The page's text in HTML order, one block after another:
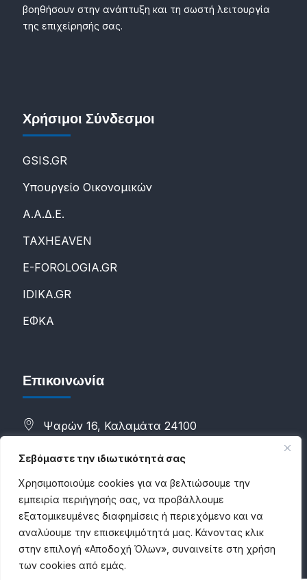
Σεβόμαστε την ιδιωτικότητά σας
Χρησιμοποιούμε cookies για να βελτιώσουμε την
εμπειρία περιήγησής σας, να προβάλλουμε
εξατομικευμένες διαφημίσεις ή περιεχόμενο και να
αναλύουμε την επισκεψιμότητά μας. Κάνοντας κλικ
στην επιλογή «Αποδοχή Όλων», συναινείτε στη χρήση
των cookies από εμάς.
βοηθήσουν στην ανάπτυξη και τη σωστή λειτουργία
της επιχείρησής σας.
Χρήσιμοι Σύνδεσμοι
GSIS.GR
Υπουργείο Οικονομικών
Α.Α.Δ.Ε.
ΤΑXHEAVEN
E-FOROLOGIA.GR
IDIKA.GR
ΕΦΚΑ
Επικοινωνία
Ψαρών 16, Καλαμάτα 24100
(+30) 2721088298
(+30) 6983784500
info@proconsultancies.com